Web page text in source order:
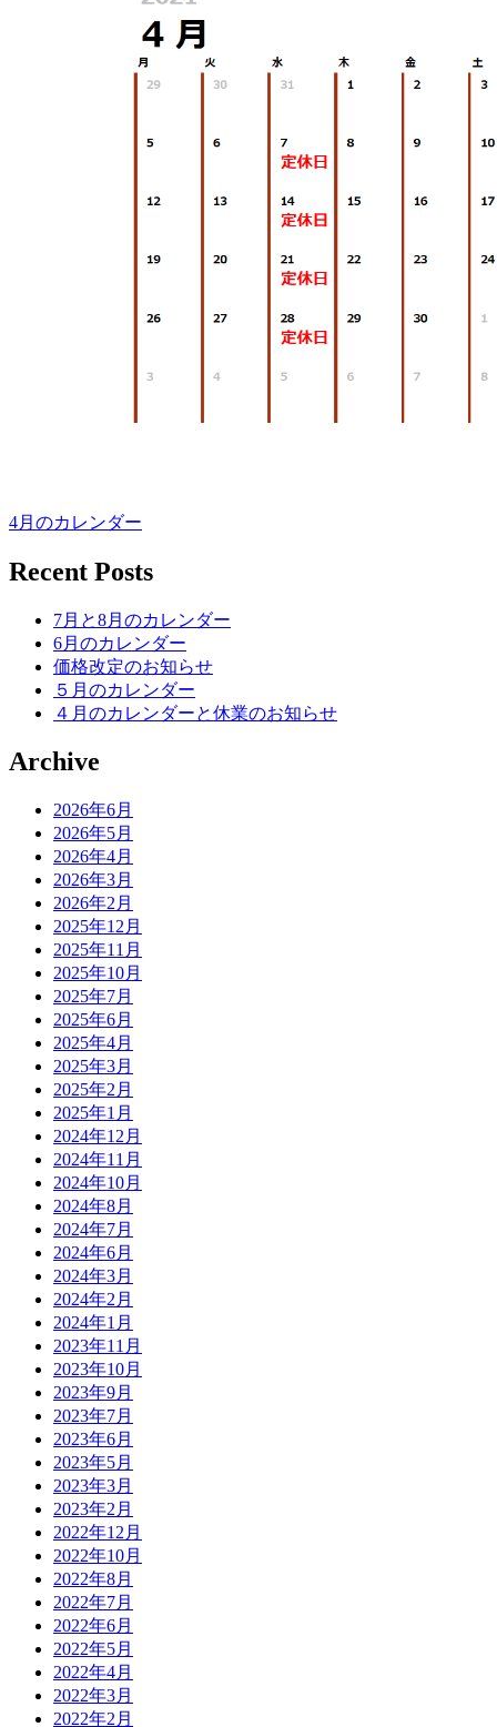
4月のカレンダー
Recent Posts
7月と8月のカレンダー
6月のカレンダー
価格改定のお知らせ
５月のカレンダー
４月のカレンダーと休業のお知らせ
Archive
2026年6月
2026年5月
2026年4月
2026年3月
2026年2月
2025年12月
2025年11月
2025年10月
2025年7月
2025年6月
2025年4月
2025年3月
2025年2月
2025年1月
2024年12月
2024年11月
2024年10月
2024年8月
2024年7月
2024年6月
2024年3月
2024年2月
2024年1月
2023年11月
2023年10月
2023年9月
2023年7月
2023年6月
2023年5月
2023年3月
2023年2月
2022年12月
2022年10月
2022年8月
2022年7月
2022年6月
2022年5月
2022年4月
2022年3月
2022年2月